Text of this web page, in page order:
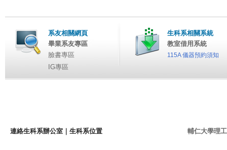
系友相關網頁
畢業系友專區
臉書專區
IG專區
生科系相關系統
教室借用系統
115A 儀器預約須知
連絡生科系辦公室 生科系位置 輔仁大學理